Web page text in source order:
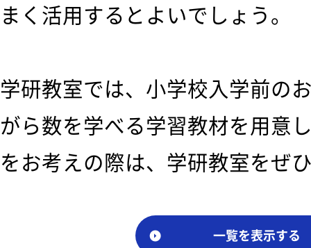
まく活用するとよいでしょう。
学研教室では、小学校入学前の
がら数を学べる学習教材を用意
をお考えの際は、学研教室をぜ
一覧を表示する